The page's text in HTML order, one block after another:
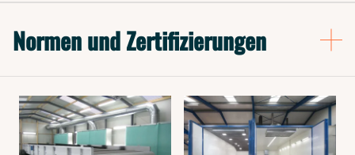
Normen und Zertifizierungen